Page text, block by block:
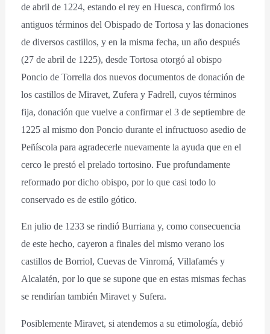
de abril de 1224, estando el rey en Huesca, confirmó los
antiguos términos del Obispado de Tortosa y las donaciones
de diversos castillos, y en la misma fecha, un año después
(27 de abril de 1225), desde Tortosa otorgó al obispo
Poncio de Torrella dos nuevos documentos de donación de
los castillos de Miravet, Zufera y Fadrell, cuyos términos
fija, donación que vuelve a confirmar el 3 de septiembre de
1225 al mismo don Poncio durante el infructuoso asedio de
Peñíscola para agradecerle nuevamente la ayuda que en el
cerco le prestó el prelado tortosino. Fue profundamente
reformado por dicho obispo, por lo que casi todo lo
conservado es de estilo gótico.
En julio de 1233 se rindió Burriana y, como consecuencia
de este hecho, cayeron a finales del mismo verano los
castillos de Borriol, Cuevas de Vinromá, Villafamés y
Alcalatén, por lo que se supone que en estas mismas fechas
se rendirían también Miravet y Sufera.
Posiblemente Miravet, si atendemos a su etimología, debió